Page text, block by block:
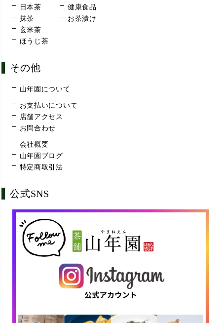
日本茶
抹茶
玄米茶
ほうじ茶
健康食品
お茶漬け
その他
山年園について
お支払いについて
店舗アクセス
お問合わせ
会社概要
山年園ブログ
特定商取引法
公式SNS